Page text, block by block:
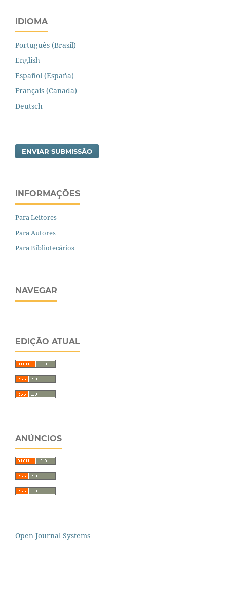
IDIOMA
Português (Brasil)
English
Español (España)
Français (Canada)
Deutsch
ENVIAR SUBMISSÃO
INFORMAÇÕES
Para Leitores
Para Autores
Para Bibliotecários
NAVEGAR
EDIÇÃO ATUAL
ANÚNCIOS
Open Journal Systems